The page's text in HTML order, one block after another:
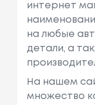
интернет
на любые
детали, а
На нашем
множество